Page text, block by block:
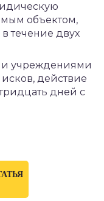
объектом,
течение двух
учреждениями
действие
дней с